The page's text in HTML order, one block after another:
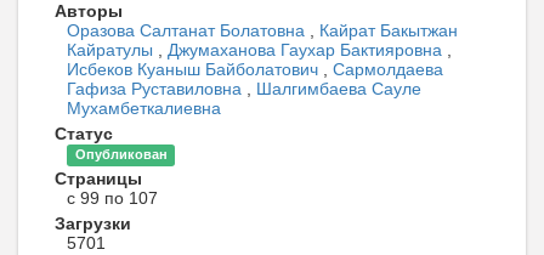
Авторы
Оразова Салтанат Болатовна , Кайрат Бакытжан
Кайратулы , Джумаханова Гаухар Бактияровна ,
Исбеков Куаныш Байболатович , Сармолдаева
Гафиза Руставиловна , Шалгимбаева Сауле
Мухамбеткалиевна
Статус
Опубликован
Страницы
с 99 по 107
Загрузки
5701